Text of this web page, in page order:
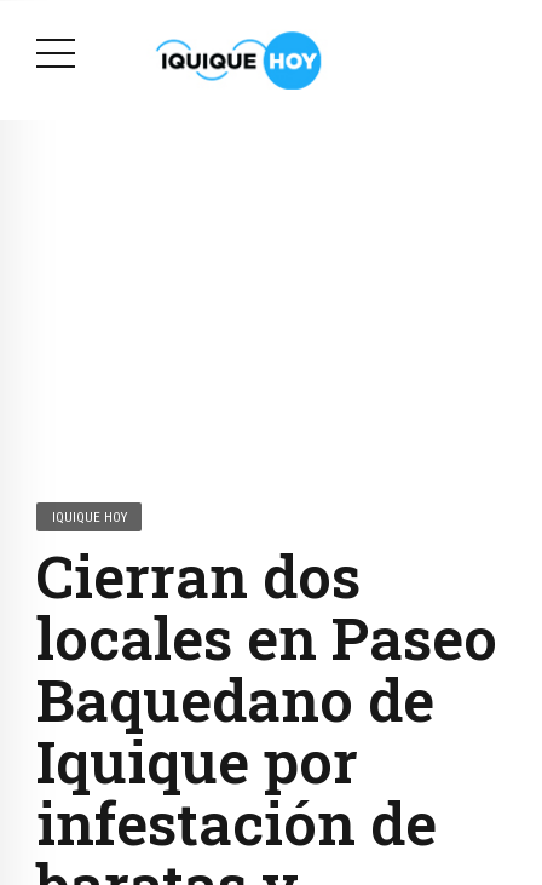
IQUIQUE HOY
Cierran dos
locales en Paseo
Baquedano de
Iquique por
infestación de